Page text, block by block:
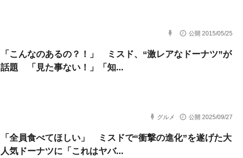
公開 2015/05/25
「こんなのあるの？！」 ミスド、“激レアなドーナツ”が
話題 「見た事ない！」「知...
グルメ 公開 2025/09/27
「全員食べてほしい」 ミスドで“衝撃の進化”を遂げた大
人気ドーナツに「これはヤバ...